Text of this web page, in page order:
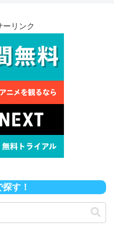
ーリンク
す！